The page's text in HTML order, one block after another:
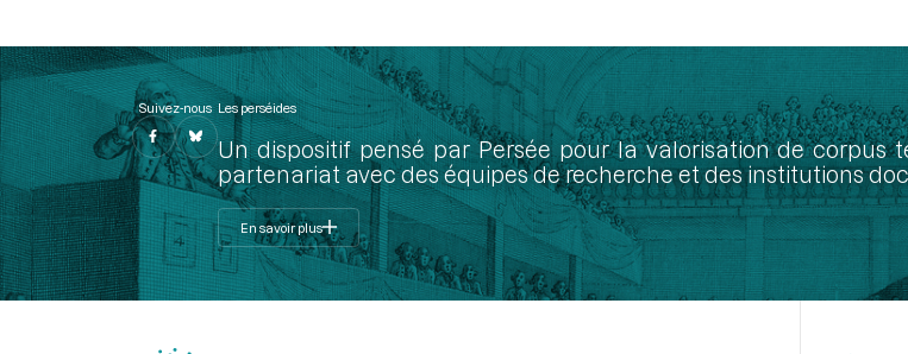
Suivez-nous Les perséides
Un dispositif pensé par Persée pour la valorisation de corpus
partenariat avec des équipes de recherche et des institutions
En savoir plus